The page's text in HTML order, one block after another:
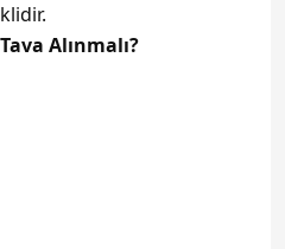
Alınmalı?